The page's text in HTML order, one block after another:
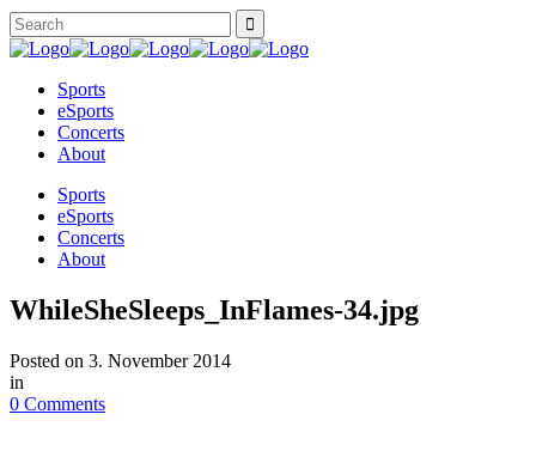
Sports
eSports
Concerts
About
Sports
eSports
Concerts
About
WhileSheSleeps_InFlames-34.jpg
Posted on 3. November 2014
in
0 Comments